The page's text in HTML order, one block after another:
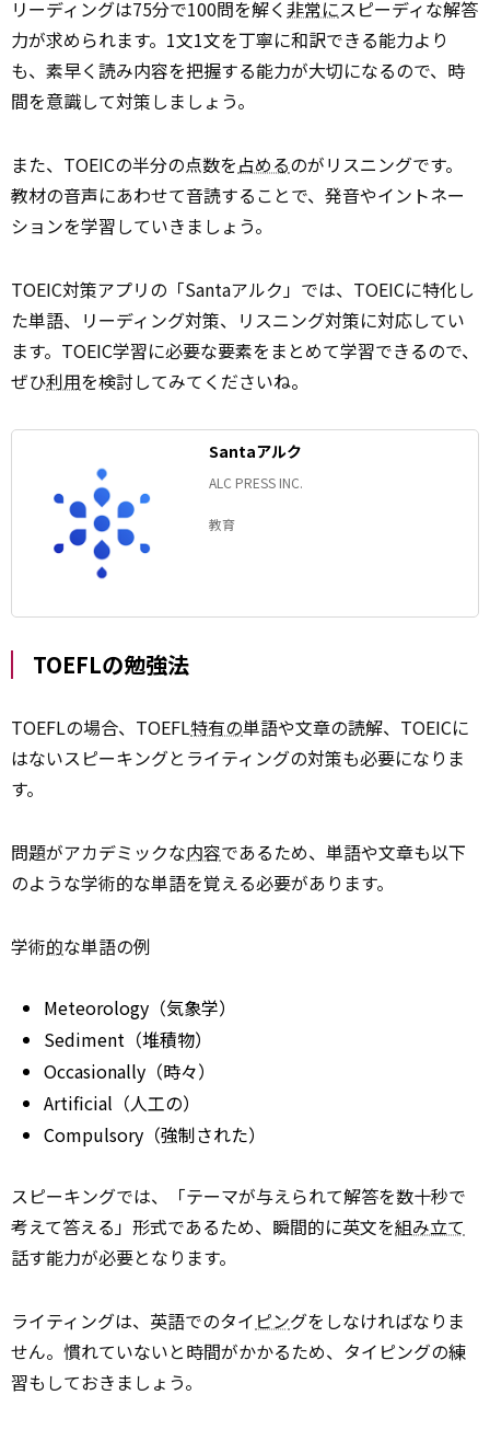
リーディングは75分で100問を解く非常にスピーディな解答
力が求められます。1文1文を丁寧に和訳できる能力より
も、素早く読み内容を把握する能力が大切になるので、時
間を意識して対策しましょう。
また、TOEICの半分の点数を占めるのがリスニングです。
教材の音声にあわせて音読することで、発音やイントネー
ションを学習していきましょう。
TOEIC対策アプリの「Santaアルク」では、TOEICに特化し
た単語、リーディング対策、リスニング対策に対応してい
ます。TOEIC学習に必要な要素をまとめて学習できるので、
ぜひ利用を検討してみてくださいね。
Santaアルク
ALC PRESS INC.
教育
TOEFLの勉強法
TOEFLの場合、TOEFL特有の単語や文章の読解、TOEICに
はないスピーキングとライティングの対策も必要になりま
す。
問題がアカデミックな内容であるため、単語や文章も以下
のような学術的な単語を覚える必要があります。
学術的な単語の例
Meteorology（気象学）
Sediment（堆積物）
Occasionally（時々）
Artificial（人工の）
Compulsory（強制された）
スピーキングでは、「テーマが与えられて解答を数十秒で
考えて答える」形式であるため、瞬間的に英文を組み立て
話す能力が必要となります。
ライティングは、英語でのタイ ピングをしなければなりま
せん。慣れていないと時間がかかるため、タイピングの練
習もしておきましょう。